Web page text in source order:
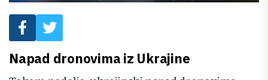
Napad dronovima iz Ukrajine